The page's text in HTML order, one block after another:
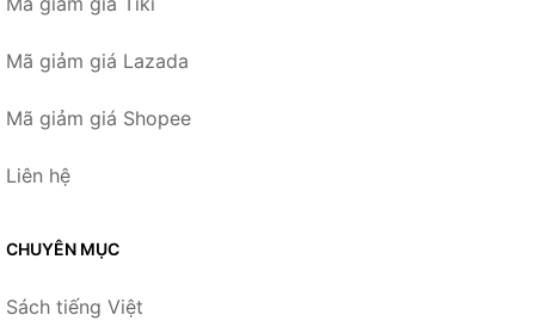
Mã giảm giá Lazada
Mã giảm giá Shopee
Liên hệ
CHUYÊN MỤC
Sách tiếng Việt